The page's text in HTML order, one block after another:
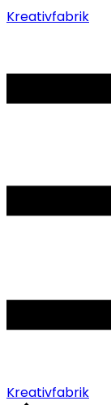
Kreativfabrik
Kreativfabrik